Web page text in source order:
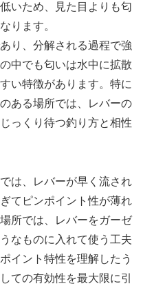
いため、見た目よりも匂
ります。
り、分解される過程で強
中でも匂いは水中に拡散
い特徴があります。特に
ある場所では、レバーの
っくり待つ釣り方と相性
は、レバーが早く流され
てピンポイント性が薄れ
所では、レバーをガーゼ
なものに入れて使う工夫
イント特性を理解したう
ての有効性を最大限に引